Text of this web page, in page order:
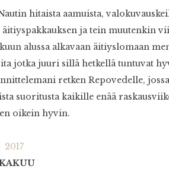
hitaista aamuista,
ja tein muutenkin
alussa alkavaan äitiyslomaan
jotka juuri sillä hetkellä tuntuvat
retken Repovedelle,
suoritusta kaikille enää
oikein hyvin.